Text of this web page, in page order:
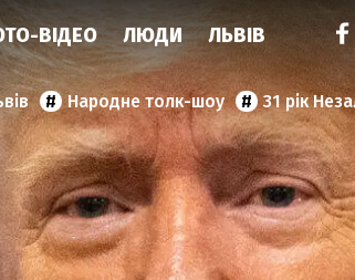
ВІДЕО ЛЮДИ ЛЬВІВ
Народне толк-шоу 31 рік